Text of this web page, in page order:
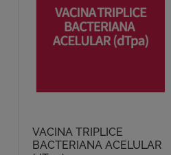
VACINA TRIPLICE
BACTERIANA ACELULAR